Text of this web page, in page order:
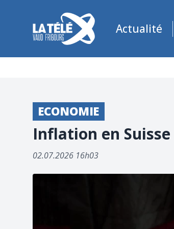
La Télé - Télévision régionale Vaud
Actualité
ECONOMIE
Inflation en
02.07.2026 16h03